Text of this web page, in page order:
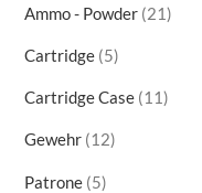
Ammo - Powder 2121
Cartridge 55
Cartridge Case 1111
Gewehr 1212
Patrone 55